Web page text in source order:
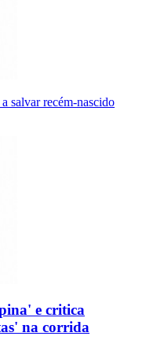
salvar recém-nascido
e critica
na corrida